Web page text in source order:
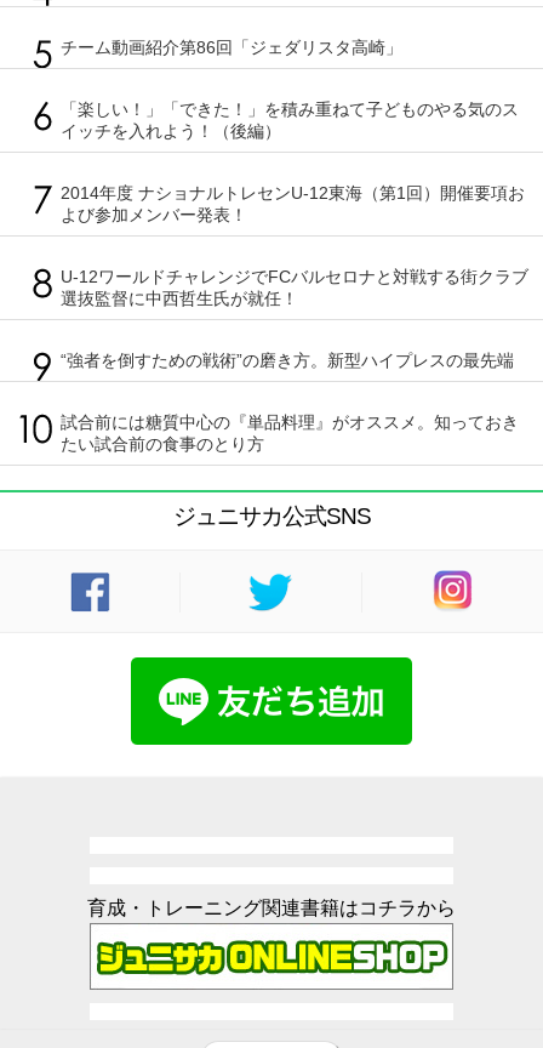
チーム動画紹介第86回「ジェダリスタ高崎」
「楽しい！」「できた！」を積み重ねて子どものやる気のス
イッチを入れよう！（後編）
2014年度 ナショナルトレセンU-12東海（第1回）開催要項お
よび参加メンバー発表！
U-12ワールドチャレンジでFCバルセロナと対戦する街クラブ
選抜監督に中西哲生氏が就任！
“強者を倒すための戦術”の磨き方。新型ハイプレスの最先端
試合前には糖質中心の『単品料理』がオススメ。知っておき
たい試合前の食事のとり方
ジュニサカ公式SNS
育成・トレーニング関連書籍はコチラから